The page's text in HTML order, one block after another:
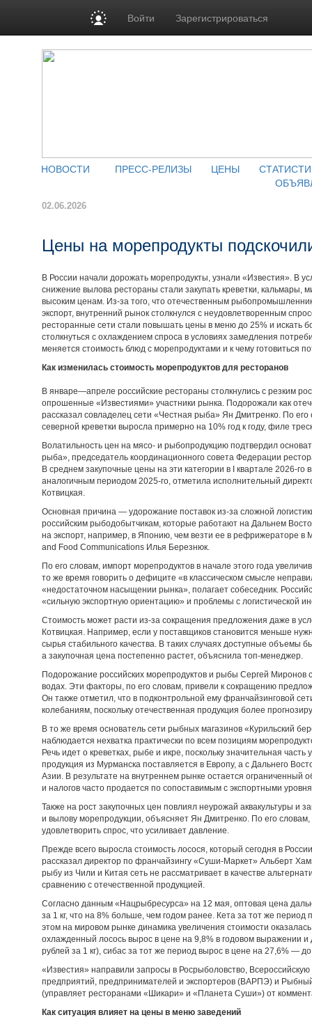
Войти Зарегистрироваться
НОВОСТИ ПРЕСС-РЕЛИЗЫ ЦЕНЫ
02.06.2026
Цены на морепродукты
В России начали дорожать морепродукты, узнали «Известия». В
снижение вылова рестораны стали закупать креветки, кальмары,
высоким ценам. Из-за того, что отечественным
экспорт, внутренний рынок столкнулся с неудовлетворенным
ресторанные сети стали повышать цены в меню до 25% и искать
столкнуться с охлаждением спроса в условиях замедления
меняется стоимость блюд с морепродуктами и к чему готовиться
Как изменилась стоимость морепродуктов для ресторанов
В январе—апреле российские рестораны столкнулись с резким
опрошенные «Известиями» участники рынка. Подорожали как
рассказал совладелец сети «Честная рыба» Ян Дмитренко. По его
северной креветки выросла примерно на 10% год к году, филе
Волатильность цен на мясо- и рыбопродукцию подтвердил
рыба», председатель координационного совета Федерации
В среднем закупочные цены на эти категории в I квартале 2026-
аналогичным периодом 2025-го, отметила исполнительный
Котвицкая.
Основная причина — удорожание поставок из-за сложной
российским рыбодобытчикам, которые работают на Дальнем
на экспорт, например, в Японию, чем везти ее в рефрижераторе в
and Food Communications Илья Березнюк.
По его словам, импорт морепродуктов в начале этого года
то же время говорить о дефиците «в классическом смысле
«недостаточном насыщении рынка», полагает собеседник.
«сильную экспортную ориентацию» и проблемы с логистической
Стоимость может расти из-за сокращения предложения даже в
Котвицкая. Например, если у поставщиков становится меньше
сырья стабильного качества. В таких случаях доступные объемы
а закупочная цена постепенно растет, объяснила топ-менеджер.
Подорожание российских морепродуктов и рыбы Сергей Миронов
водах. Эти факторы, по его словам, привели к сокращению
Он также отметил, что в подконтрольной ему франчайзинговой
колебаниям, поскольку отечественная продукция более
В то же время основатель сети рыбных магазинов «Курильский
наблюдается нехватка практически по всем позициям
Речь идет о креветках, рыбе и икре, поскольку значительная часть
продукция из Мурманска поставляется в Европу, а с Дальнего
Азии. В результате на внутреннем рынке остается ограниченный
и налогов часто продается по сопоставимым с экспортными
Также на рост закупочных цен повлиял неурожай аквакультуры и
и вылову морепродукции, объясняет Ян Дмитренко. По его
удовлетворить спрос, что усиливает давление.
Прежде всего выросла стоимость лосося, который сегодня в
рассказал директор по франчайзингу «Суши-Маркет» Альберт
рыбу из Чили и Китая сеть не рассматривает в качестве
сравнению с отечественной продукцией.
Согласно данным «Нацрыбресурса» на 12 мая, оптовая цена
за 1 кг, что на 8% больше, чем годом ранее. Кета за тот же
этом на мировом рынке динамика увеличения стоимости
охлажденный лосось вырос в цене на 9,8% в годовом выражении и
рублей за 1 кг), сибас за тот же период вырос в цене на 27,6% — до
«Известия» направили запросы в Росрыболовство,
предприятий, предпринимателей и экспортеров (ВАРПЭ) и
(управляет ресторанами «Шикари» и «Планета Суши») от
Как ситуация влияет на цены в меню заведений